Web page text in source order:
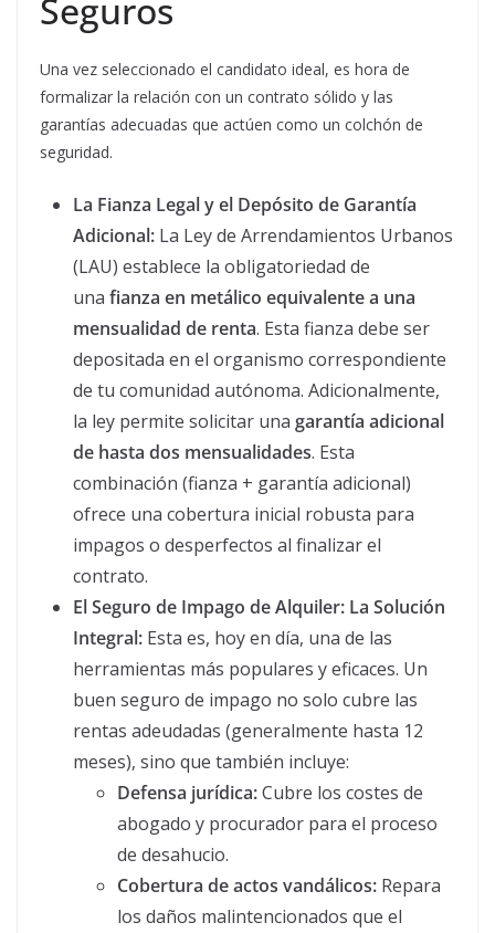
Seguros
Una vez seleccionado el candidato ideal, es hora de
formalizar la relación con un contrato sólido y las
garantías adecuadas que actúen como un colchón de
seguridad.
La Fianza Legal y el Depósito de Garantía
Adicional: La Ley de Arrendamientos Urbanos
(LAU) establece la obligatoriedad de
una fianza en metálico equivalente a una
mensualidad de renta. Esta fianza debe ser
depositada en el organismo correspondiente
de tu comunidad autónoma. Adicionalmente,
la ley permite solicitar una garantía adicional
de hasta dos mensualidades. Esta
combinación (fianza + garantía adicional)
ofrece una cobertura inicial robusta para
impagos o desperfectos al finalizar el
contrato.
El Seguro de Impago de Alquiler: La Solución
Integral: Esta es, hoy en día, una de las
herramientas más populares y eficaces. Un
buen seguro de impago no solo cubre las
rentas adeudadas (generalmente hasta 12
meses), sino que también incluye:
Defensa jurídica:Cubre los costes de
abogado y procurador para el proceso
de desahucio.
Cobertura de actos vandálicos: Repara
los daños malintencionados que el